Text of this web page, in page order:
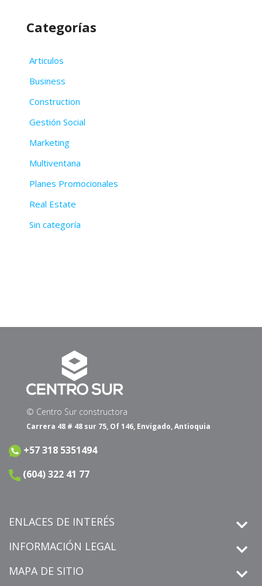
Categorías
Articulos
Business
Construction
Gestión Social
Marketing
Multiventana
Planes Promocionales
Real Estate
Sin categoría
© Centro Sur constructora
Carrera 48 # 48 sur 75, Of 146, Envigado, Antioquia
+57 318 5351494
(604) 322 41 77
ENLACES DE INTERÉS
INFORMACIÓN LEGAL
MAPA DE SITIO